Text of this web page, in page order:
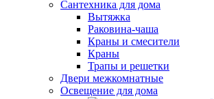
Сантехника для дома
Вытяжка
Раковина-чаша
Краны и смесители
Краны
Трапы и решетки
Двери межкомнатные
Освещение для дома